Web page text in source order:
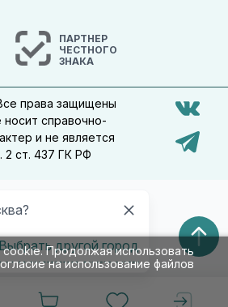
другой город
Продолжая использовать
на использование файлов
ПАРТНЕР
ЧЕСТНОГО
ЗНАКА
права защищены
справочно-
и не является
2 ст. 437 ГК РФ